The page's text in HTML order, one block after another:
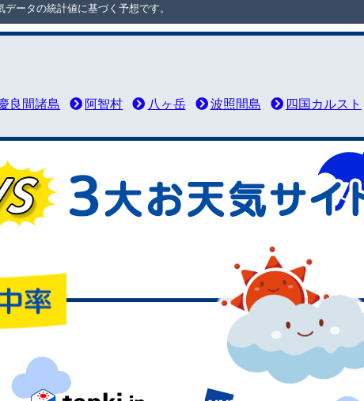
ータの統計値に基づく予想です。
良間諸島 阿智村 八ヶ岳 波照間島 四国カルスト